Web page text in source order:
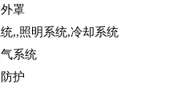
罩
,,照明系统,冷却系统
气系统
护